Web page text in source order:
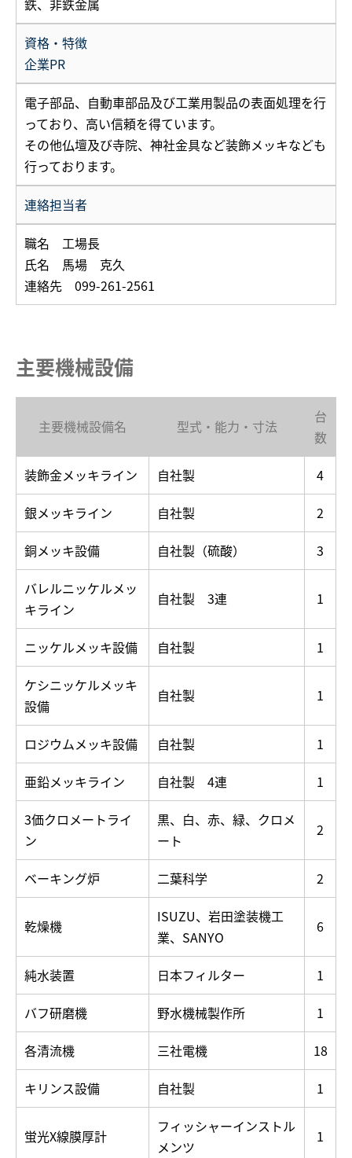
鉄、非鉄金属
資格・特徴
企業PR
電子部品、自動車部品及び工業用製品の表面処理を行
っており、高い信頼を得ています。
その他仏壇及び寺院、神社金具など装飾メッキなども
行っております。
連絡担当者
職名 工場長
氏名 馬場 克久
連絡先 099-261-2561
主要機械設備
主要機械設備名 型式・能力・寸法
台
数
装飾金メッキライン
自社製
4
銀メッキライン
自社製
2
銅メッキ設備
自社製（硫酸）
3
バレルニッケルメッ
キライン
自社製 3連 1
ニッケルメッキ設備 自社製
1
ケシニッケルメッキ
設備
自社製 1
ロジウムメッキ設備 自社製
1
亜鉛メッキライン
自社製 4連
1
3価クロメートライ
ン
黒、白、赤、緑、クロメ
ート
2
ベーキング炉 二葉科学 2
乾燥機
ISUZU、岩田塗装機工
業、SANYO
6
純水装置 日本フィルター
1
バフ研磨機
野水機械製作所
1
各清流機
三社電機
18
キリンス設備
自社製 1
蛍光X線膜厚計
フィッシャーインストル
メンツ
1